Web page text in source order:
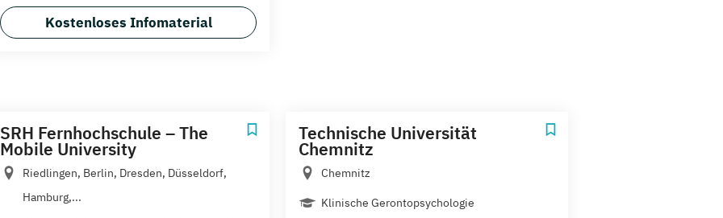
Kostenloses Infomaterial
SRH Fernhochschule – The
Mobile University
Riedlingen, Berlin, Dresden, Düsseldorf,
Hamburg,...
Technische Universität
Chemnitz
Chemnitz
Klinische Gerontopsychologie